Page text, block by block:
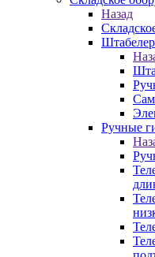
Назад
Ручные